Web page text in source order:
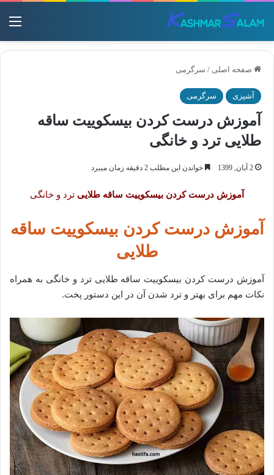
صفحه اصلی / سرگرمی
آشپزی سرگرمی
آموزش درست کردن بیسکوییت ساقه
طلایی ترد و خانگی
2 آبان, 1399 خواندن این مطلب 2 دقیقه زمان میبرد
آموزش درست کردن بیسکوییت ساقه طلایی ترد و خانگی
آموزش درست کردن بیسکوییت ساقه
طلایی
آموزش درست کردن بیسکوییت ساقه طلایی ترد و خانگی به همراه
نکات مهم برای بهتر و ترد شدن آن در این دستور پخت.